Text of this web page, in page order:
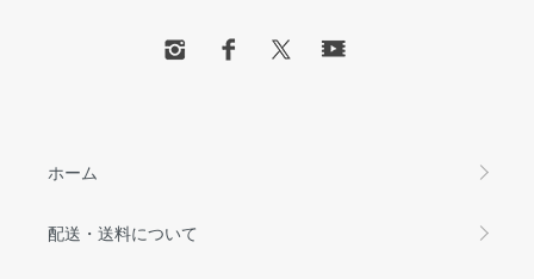
ホーム
配送・送料について